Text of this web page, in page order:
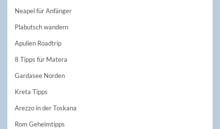
Neapel für Anfänger
Plabutsch wandern
Apulien Roadtrip
8 Tipps für Matera
Gardasee Norden
Kreta Tipps
Arezzo in der Toskana
Rom Geheimtipps